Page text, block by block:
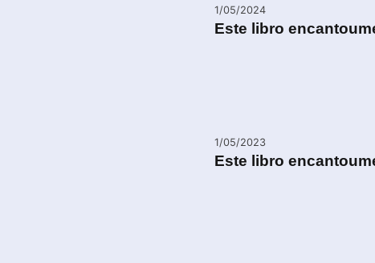
1/05/2024
Este libro
1/05/2023
Este libro